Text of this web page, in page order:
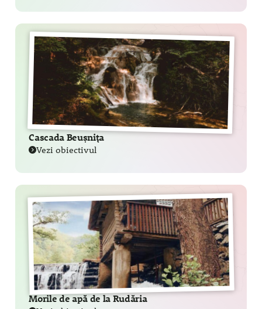
Cascada Beușnița
Vezi obiectivul
Morile de apă de la Rudăria